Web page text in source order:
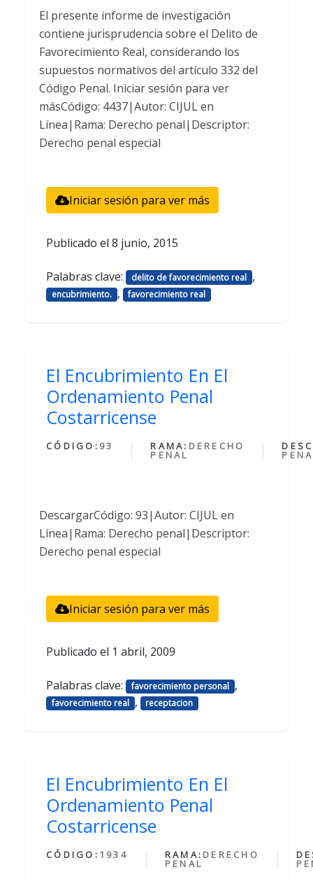
El presente informe de investigación
contiene jurisprudencia sobre el Delito de
Favorecimiento Real, considerando los
supuestos normativos del artículo 332 del
Código Penal. Iniciar sesión para ver
másCódigo: 4437|Autor: CIJUL en
Línea|Rama: Derecho penal|Descriptor:
Derecho penal especial
Iniciar sesión para ver más
Publicado el 8 junio, 2015
Palabras clave: delito de favorecimiento real ,
encubrimiento. , favorecimiento real
El Encubrimiento En El
Ordenamiento Penal
Costarricense
CÓDIGO: 93 RAMA: DERECHO
PENAL
DescargarCódigo: 93|Autor: CIJUL en
Línea|Rama: Derecho penal|Descriptor:
Derecho penal especial
Iniciar sesión para ver más
Publicado el 1 abril, 2009
Palabras clave: favorecimiento personal ,
favorecimiento real , receptacion
El Encubrimiento En El
Ordenamiento Penal
Costarricense
CÓDIGO: 1934 RAMA: DERECHO
PENAL